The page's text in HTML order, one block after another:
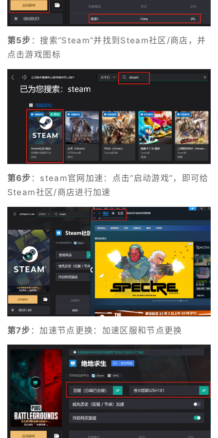
第5步 ：搜索“Steam”并找到Steam社区/商店，并
点击游戏图标
第6步 ：steam官网加速：点击“启动游戏”，即可给
Steam社区/商店进行加速
第7步 ：加速节点更换：加速区服和节点更换